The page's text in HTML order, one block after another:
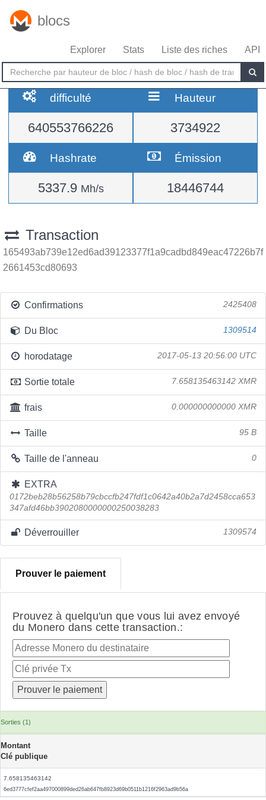
blocs
Explorer Stats Liste des riches API
difficulté
640553766226
Hauteur
3734922
Hashrate
5337.9 Mh/s
Émission
18446744
Transaction
165493ab739e12ed6ad39123377f1a9cadbd849eac47226b7f
2661453cd80693
Confirmations 2425408
Du Bloc 1309514
horodatage 2017-05-13 20:56:00 UTC
Sortie totale 7.658135463142 XMR
frais 0.000000000000 XMR
Taille 95 B
Taille de l'anneau 0
EXTRA
0172beb28b56258b79cbccfb247fdf1c0642a40b2a7d2458cca653
347afd46bb3902080000000250038283
Déverrouiller 1309574
Prouver le paiement
Prouvez à quelqu'un que vous lui avez envoyé
du Monero dans cette transaction.:
Sorties (1)
Montant
Clé publique
7.658135463142
6ed3777cfef2aa497000899ded26ab647fb8923d69b0511b1216f2963ad9b56a